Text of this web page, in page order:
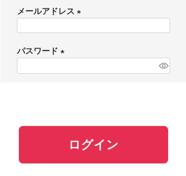
メールアドレス
パスワード
ログイン